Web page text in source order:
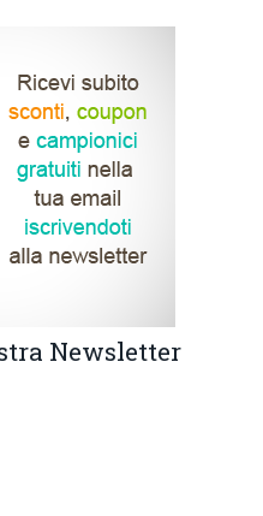
Newsletter